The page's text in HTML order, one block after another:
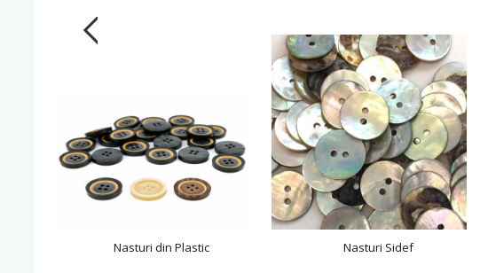
Nasturi din Plastic Nasturi Sidef